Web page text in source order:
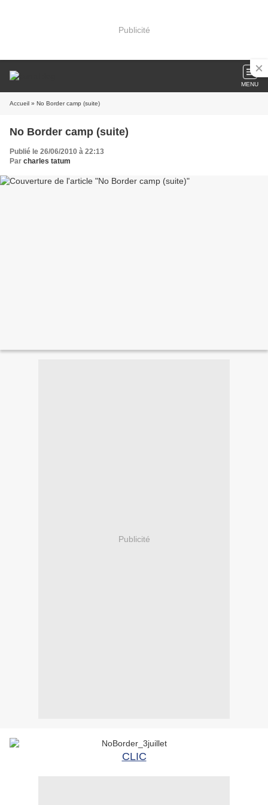
Publicité
MENU
Accueil » No Border camp (suite)
No Border camp (suite)
Publié le 26/06/2010 à 22:13
Par charles tatum
Publicité
CLIC